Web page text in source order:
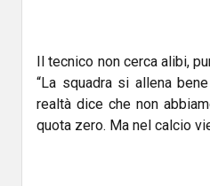
Il tecnico non cerca alibi,
“La squadra si allena
realtà dice che non
quota zero. Ma nel calcio